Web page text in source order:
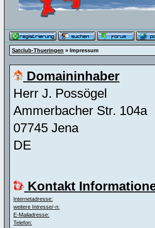
Satclub-Thueringen » Impressum
Domaininhaber
Herr J. Possögel
Ammerbacher Str. 104a
07745 Jena
DE
Kontakt
Internetadresse:
weitere Intresse/-n:
E-Mailadresse:
Telefon: